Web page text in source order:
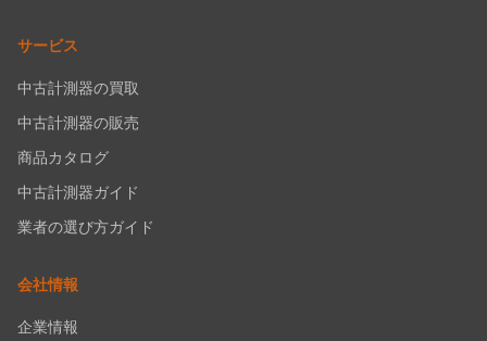
サービス
中古計測器の買取
中古計測器の販売
商品カタログ
中古計測器ガイド
業者の選び方ガイド
会社情報
企業情報